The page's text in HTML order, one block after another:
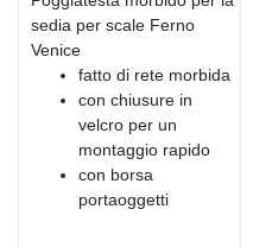
sedia per scale Ferno
Venice
fatto di rete morbida
con chiusure in
velcro per un
montaggio rapido
con borsa
portaoggetti